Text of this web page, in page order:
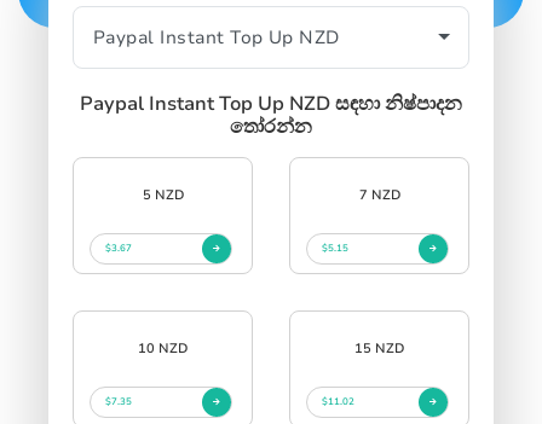
Paypal Instant Top Up NZD සඳහා නිෂ්පාදන
තෝරන්න
5 NZD
$3.67
7 NZD
$5.15
10 NZD
$7.35
15 NZD
$11.02